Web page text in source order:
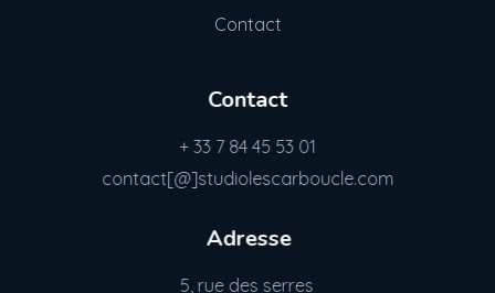
Contact
Contact
+ 33 7 84 45 53 01
contact[@]studiolescarboucle.com
Adresse
5, rue des serres